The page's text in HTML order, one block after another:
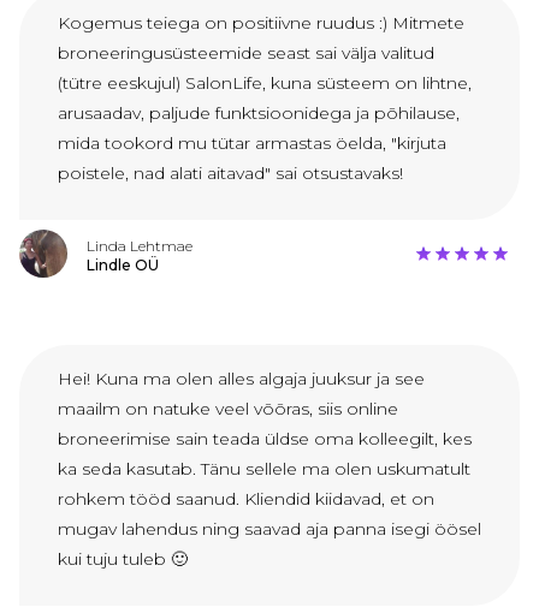
Kogemus teiega on positiivne ruudus :) Mitmete
broneeringusüsteemide seast sai välja valitud
(tütre eeskujul) SalonLife, kuna süsteem on lihtne,
arusaadav, paljude funktsioonidega ja põhilause,
mida tookord mu tütar armastas öelda, "kirjuta
poistele, nad alati aitavad" sai otsustavaks!
Linda Lehtmae
Lindle OÜ
Hei! Kuna ma olen alles algaja juuksur ja see
maailm on natuke veel võõras, siis online
broneerimise sain teada üldse oma kolleegilt, kes
ka seda kasutab. Tänu sellele ma olen uskumatult
rohkem tööd saanud. Kliendid kiidavad, et on
mugav lahendus ning saavad aja panna isegi öösel
kui tuju tuleb 🙂